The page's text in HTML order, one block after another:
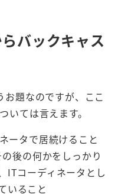
バックキャス
お題なのですが、ここ
いては言えます。
ータで居続けること
後の何かをしっかり
ITコーディネータとし
いること